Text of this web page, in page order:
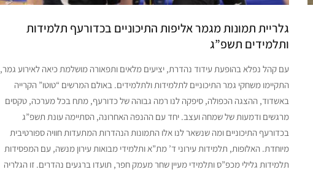
גלריית תמונות מגמר אליפות התיכוניים בכדורעף תלמידות
ותלמידים תשפ”ג
עם קהל נפלא בהופעת עידוד נהדרת, יציעים מלאים ותפאורה מושלמת כיאה לאירוע גמר,
התקיימו משחקי גמר התיכוניים לתלמידות ולתלמידים. באולם המרשים “טוטו” הקרייה
באשדוד, ההצגה הכפולה, סיפקה לנו רמה גבוהה של כדורעף, מתח בכל מערכה, טקסים
מרגשים ודמעות של שמחה ועצב. יחד עם ההנפה האחרונה, הסתיימה עונת תשפ”ג
בכדורעף התיכוניים ומה שנשאר לנו אלו התמונות הנהדרות המתעדות חוויה ספורטיבית
מיוחדת. האלופות, תלמידות עירוני ד’ מת”א ותלמידי מבואות עירון מנשה, עם המפסידות
תלמידות גלילי מכפ”ס ותלמידי מעיין שחר מעמק חפר, תועדו ברגעים נהדרים. זו הגלריה